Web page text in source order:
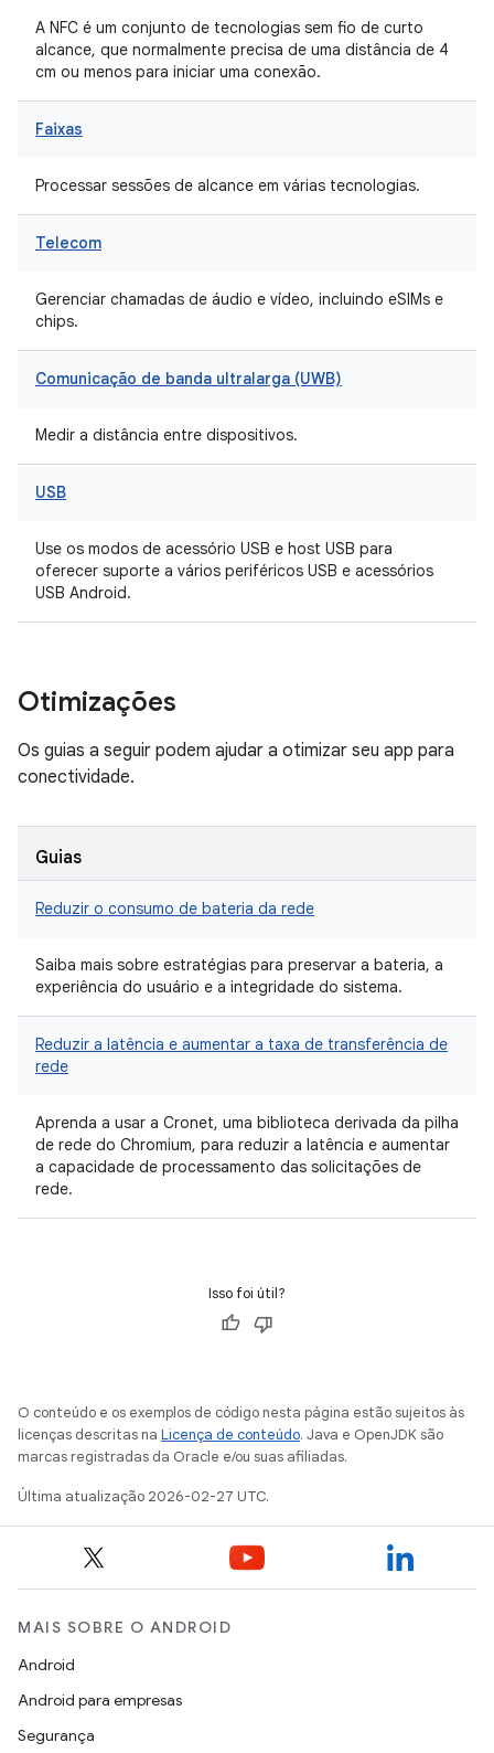
A NFC é um conjunto de tecnologias sem fio de curto
alcance, que normalmente precisa de uma distância de 4
cm ou menos para iniciar uma conexão.
Faixas
Processar sessões de alcance em várias tecnologias.
Telecom
Gerenciar chamadas de áudio e vídeo, incluindo eSIMs e
chips.
Comunicação de banda ultralarga (UWB)
Medir a distância entre dispositivos.
USB
Use os modos de acessório USB e host USB para
oferecer suporte a vários periféricos USB e acessórios
USB Android.
Otimizações
Os guias a seguir podem ajudar a otimizar seu app para
conectividade.
Guias
Reduzir o consumo de bateria da rede
Saiba mais sobre estratégias para preservar a bateria, a
experiência do usuário e a integridade do sistema.
Reduzir a latência e aumentar a taxa de transferência de
rede
Aprenda a usar a Cronet, uma biblioteca derivada da pilha
de rede do Chromium, para reduzir a latência e aumentar
a capacidade de processamento das solicitações de
rede.
Isso foi útil?
O conteúdo e os exemplos de código nesta página estão sujeitos às
licenças descritas na Licença de conteúdo. Java e OpenJDK são
marcas registradas da Oracle e/ou suas afiliadas.
Última atualização 2026-02-27 UTC.
MAIS SOBRE O ANDROID
Android
Android para empresas
Segurança